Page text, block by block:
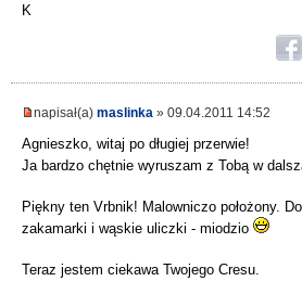
K
napisał(a) maslinka » 09.04.2011 14:52
Agnieszko, witaj po długiej przerwie!
Ja bardzo chętnie wyruszam z Tobą w
Piękny ten Vrbnik! Malowniczo położony.
zakamarki i wąskie uliczki - miodzio
Teraz jestem ciekawa Twojego Cresu.